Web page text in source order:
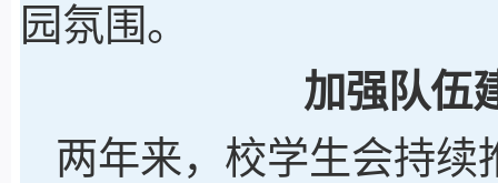
园氛围。
加强队伍
两年来，校学生会持